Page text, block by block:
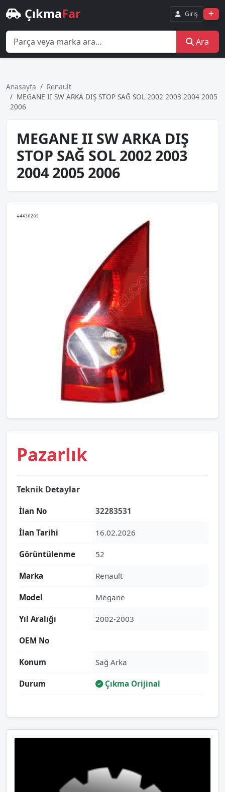
ÇıkmaFar Giriş
Ara
Anasayfa
Renault
MEGANE II SW ARKA DIŞ STOP SAĞ SOL 2002 2003 2004 2005
2006
MEGANE II SW ARKA DIŞ
STOP SAĞ SOL 2002 2003
2004 2005 2006
Pazarlık
Teknik Detaylar
İlan No 32283531
İlan Tarihi 16.02.2026
Görüntülenme 52
Marka Renault
Model Megane
Yıl Aralığı 2002-2003
OEM No
Konum Sağ Arka
Durum Çıkma Orijinal